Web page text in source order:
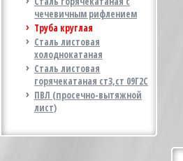
чечевичным рифлением
Труба круглая
Сталь листовая
холоднокатаная
Сталь листовая
горячекатаная ст3,ст 09Г2С
ПВЛ (просечно-вытяжной
лист)